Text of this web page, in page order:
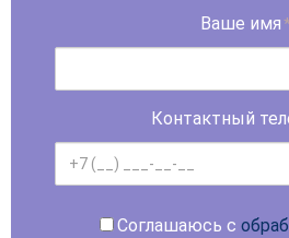
Ваше имя *
Контактный
Соглашаюсь с